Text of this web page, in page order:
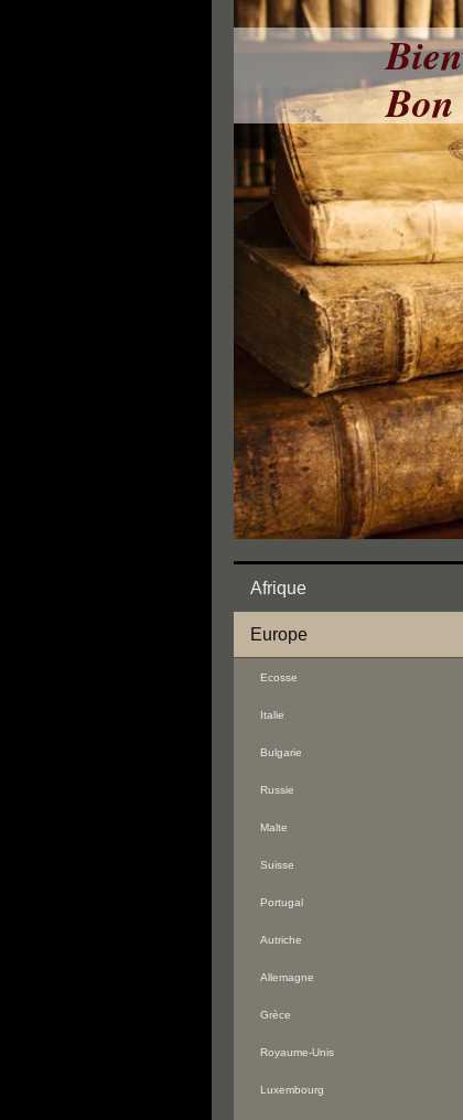
Afrique
Europe
Ecosse
Italie
Bulgarie
Russie
Malte
Suisse
Portugal
Autriche
Allemagne
Grèce
Royaume-Unis
Luxembourg